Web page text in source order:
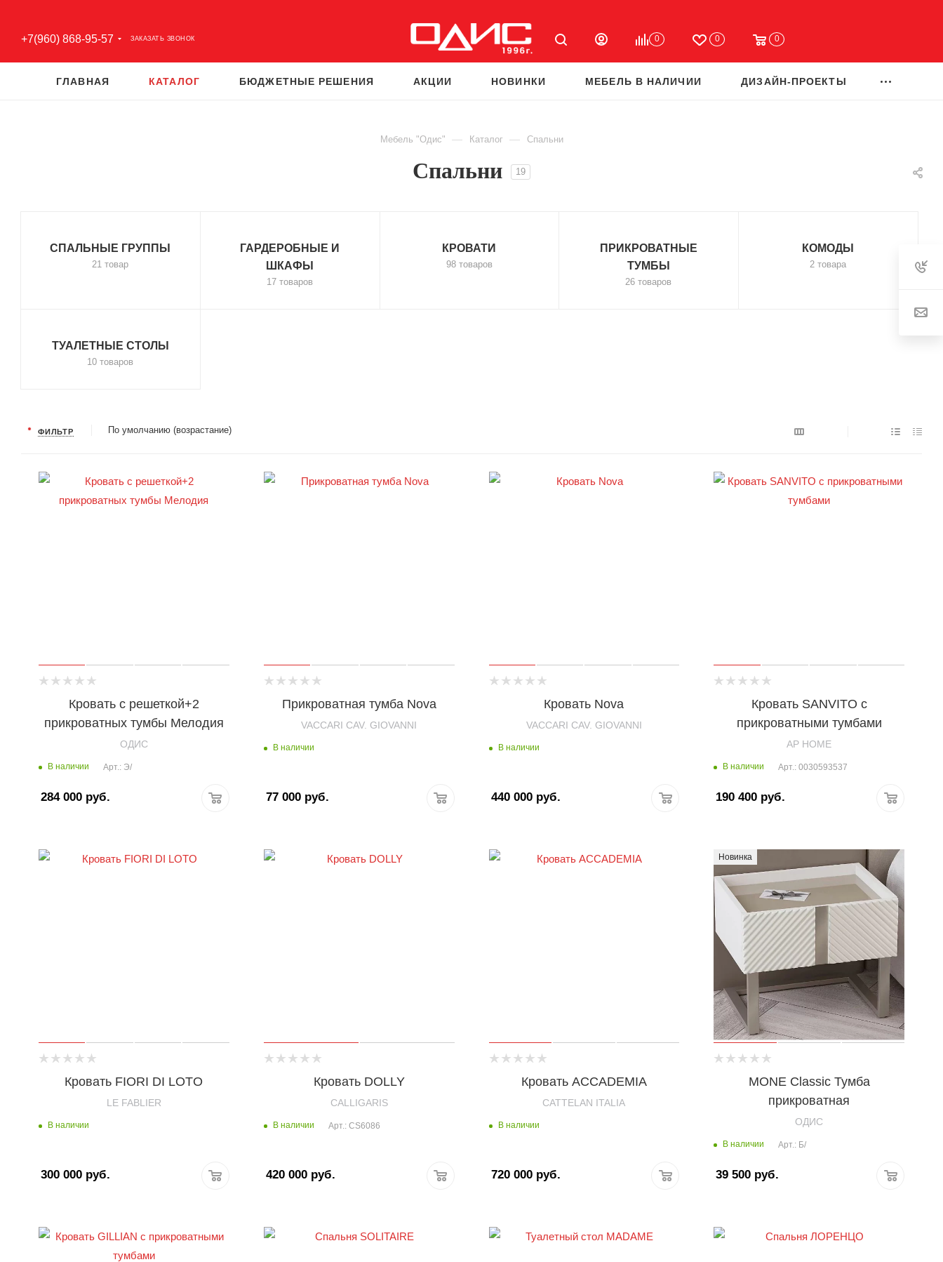
+7(960) 868-95-57 ЗАКАЗАТЬ ЗВОНОК 0 0 0
ГЛАВНАЯ КАТАЛОГ БЮДЖЕТНЫЕ РЕШЕНИЯ АКЦИИ НОВИНКИ МЕБЕЛЬ В НАЛИЧИИ ДИЗАЙН-ПРОЕКТЫ
Мебель "Одис" — Каталог — Спальни
Спальни 19
СПАЛЬНЫЕ ГРУППЫ
21 товар
ГАРДЕРОБНЫЕ И
ШКАФЫ
17 товаров
КРОВАТИ
98 товаров
ПРИКРОВАТНЫЕ
ТУМБЫ
26 товаров
КОМОДЫ
2 товара
ТУАЛЕТНЫЕ СТОЛЫ
10 товаров
ФИЛЬТР По умолчанию (возрастание)
Кровать с решеткой+2
прикроватных тумбы Мелодия
OДИС
В наличии Арт.: Э/
284 000 руб.
Прикроватная тумба Nova
VACCARI CAV. GIOVANNI
В наличии
77 000руб.
Кровать Nova
VACCARI CAV. GIOVANNI
В наличии
440 000руб.
Кровать SANVITO с
прикроватными тумбами
AP HOME
В наличии Арт.: 0030593537
190 400 руб.
Кровать FIORI DI LOTO
LE FABLIER
В наличии
300 000 руб.
Кровать DOLLY
CALLIGARIS
В наличии Арт.: CS6086
420 000руб.
Кровать ACCADEMIA
CATTELAN ITALIA
В наличии
720 000руб.
Новинка
MONE Classic Тумба
прикроватная
OДИС
В наличии Арт.: Б/
39 500 руб.